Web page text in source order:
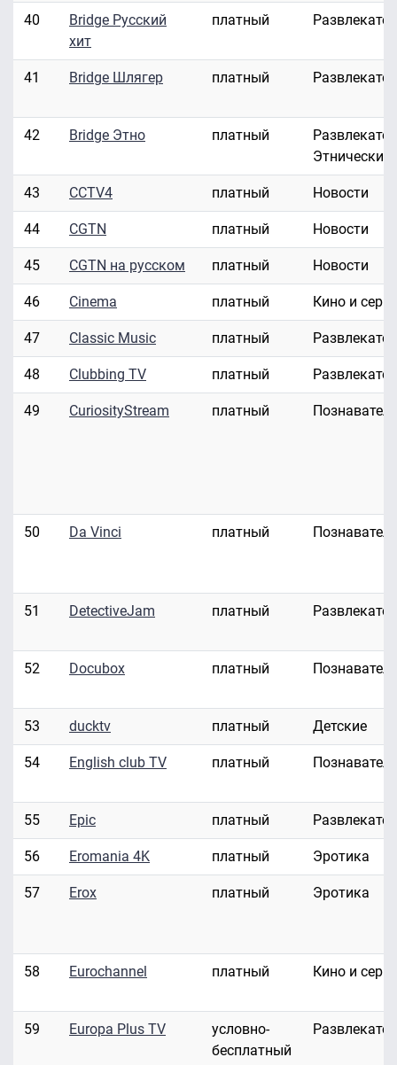
40
Bridge Русский
хит
платный
41 Bridge Шлягер платный
42 Bridge Этно платный
Этнические
43 CCTV4 платный Новости
44 CGTN платный Новости
45 CGTN на русском платный Новости
46 Cinema платный Кино и
47 Classic Music платный
48 Clubbing TV платный
49 CuriosityStream платный
50 Da Vinci платный
51 DetectiveJam платный
52 Docubox платный
53 ducktv платный Детские
54 English club TV платный
55 Epic платный
56 Eromania 4K платный Эротика
57 Erox платный Эротика
58 Eurochannel платный Кино и
59 Europa Plus TV
условно-
бесплатный